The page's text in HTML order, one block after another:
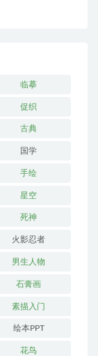
临摹
促织
古典
国学
手绘
星空
死神
火影忍者
男生人物
石膏画
素描入门
绘本PPT
花鸟